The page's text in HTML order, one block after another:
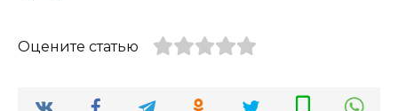
Оцените статью